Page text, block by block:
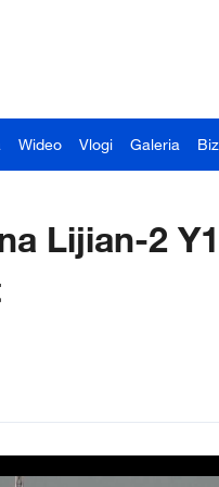
Wideo Vlogi Galeria
Lijian-2